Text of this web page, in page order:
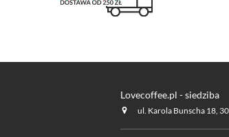
Lovecoffee.pl - siedziba
ul. Karola Bunscha 18,